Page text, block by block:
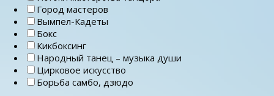
Город мастеров
Вымпел-Кадеты
Бокс
Кикбоксинг
Народный танец – музыка души
Цирковое искусство
Борьба самбо, дзюдо